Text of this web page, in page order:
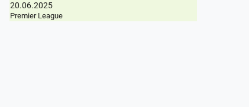
20.06.2025
Premier League